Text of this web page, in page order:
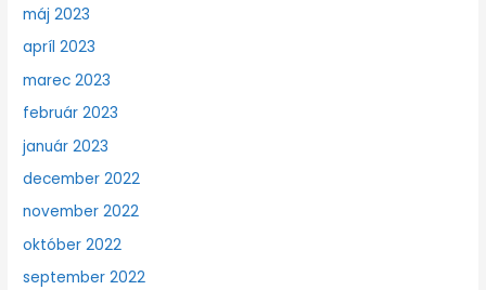
máj 2023
apríl 2023
marec 2023
február 2023
január 2023
december 2022
november 2022
október 2022
september 2022